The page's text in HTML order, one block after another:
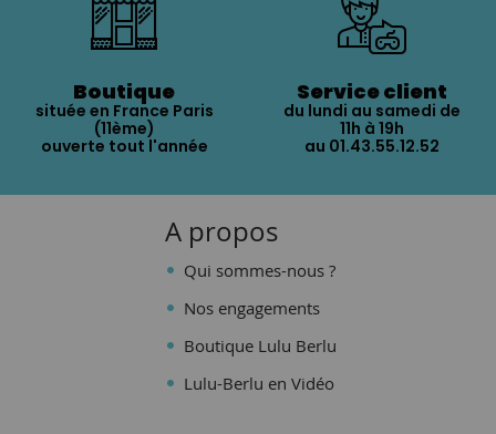
Boutique
située en France Paris
(11ème)
ouverte tout l'année
Service client
du lundi au samedi de
11h à 19h
au 01.43.55.12.52
A propos
Qui sommes-nous ?
Nos engagements
Boutique Lulu Berlu
Lulu-Berlu en Vidéo